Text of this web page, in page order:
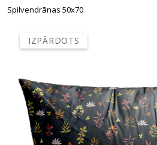
Spilvendrānas 50x70
IZPĀRDOTS